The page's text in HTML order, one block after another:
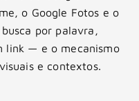
o Google Fotos e o
por palavra,
link — e o mecanismo
e contextos.